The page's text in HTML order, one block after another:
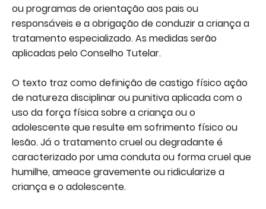
ou programas de orientação aos pais ou
responsáveis e a obrigação de conduzir a criança a
tratamento especializado. As medidas serão
aplicadas pelo Conselho Tutelar.
O texto traz como definição de castigo físico ação
de natureza disciplinar ou punitiva aplicada com o
uso da força física sobre a criança ou o
adolescente que resulte em sofrimento físico ou
lesão. Já o tratamento cruel ou degradante é
caracterizado por uma conduta ou forma cruel que
humilhe, ameace gravemente ou ridicularize a
criança e o adolescente.